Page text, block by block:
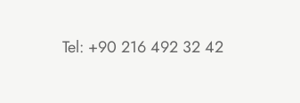
Tel: +90 216 492 32 42